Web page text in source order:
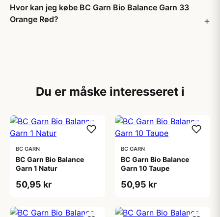
Hvor kan jeg købe BC Garn Bio Balance Garn 33
Orange Rød?
Du er måske interesseret i
BC GARN
BC Garn Bio Balance
Garn 1 Natur
50,95 kr
BC GARN
BC Garn Bio Balance
Garn 10 Taupe
50,95 kr